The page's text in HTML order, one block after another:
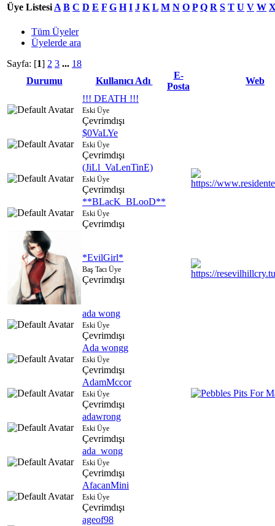
Üye Listesi A B C D E F G H I J K L M N O P Q R S T U V W
Tüm Üyeler
Üyelerde ara
Sayfa: [1] 2 3 ... 18
Durumu
Kullanıcı Adı
E-
Posta
Web
!!! DEATH !!!
Eski Üye
Çevrimdışı
$0VaLYe
Eski Üye
Çevrimdışı
(JiLl_VaLenTinE)
Eski Üye
Çevrimdışı
**BLacK_BLooD**
Eski Üye
Çevrimdışı
*EvilGirl*
Baş Tacı Üye
Çevrimdışı
ada wong
Eski Üye
Çevrimdışı
Ada wongg
Eski Üye
Çevrimdışı
AdamMccor
Eski Üye
Çevrimdışı
adawrong
Eski Üye
Çevrimdışı
ada_wong
Eski Üye
Çevrimdışı
AfacanMini
Eski Üye
Çevrimdışı
ageof98